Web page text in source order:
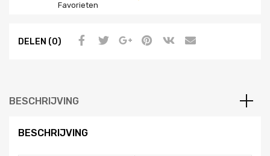
Favorieten
DELEN (0)
BESCHRIJVING
BESCHRIJVING